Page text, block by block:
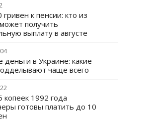
к пенсии: кто из
получить
выплату в августе
в Украине: какие
чаще всего
копеек 1992 года
готовы платить до 10